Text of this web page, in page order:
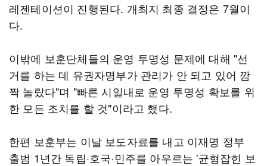
레젠테이션이 진행된다. 개최지 최종 결정은 7월이
다.
이밖에 보훈단체들의 운영 투명성 문제에 대해 "선
거를 하는 데 유권자명부가 관리가 안 되고 있어 깜
짝 놀랐다"며 "빠른 시일내로 운영 투명성 확보를 위
한 모든 조치를 할 것"이라고 했다.
한편 보훈부는 이날 보도자료를 내고 이재명 정부
출범 1년간 독립·호국·민주를 아우르는 '균형잡힌 보